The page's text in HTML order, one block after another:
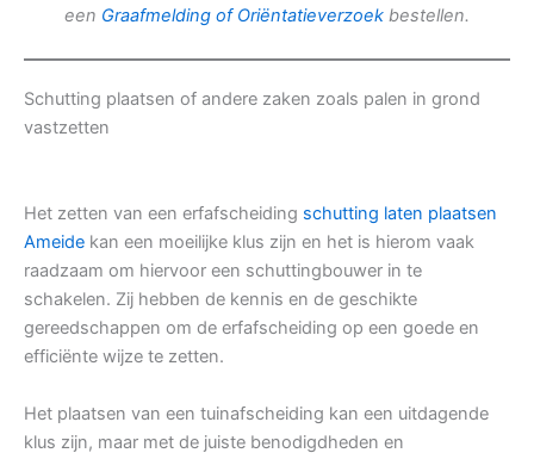
een Graafmelding of Oriëntatieverzoek bestellen.
Schutting plaatsen of andere zaken zoals palen in grond
vastzetten
Het zetten van een erfafscheiding schutting laten plaatsen
Ameide kan een moeilijke klus zijn en het is hierom vaak
raadzaam om hiervoor een schuttingbouwer in te
schakelen. Zij hebben de kennis en de geschikte
gereedschappen om de erfafscheiding op een goede en
efficiënte wijze te zetten.
Het plaatsen van een tuinafscheiding kan een uitdagende
klus zijn, maar met de juiste benodigdheden en